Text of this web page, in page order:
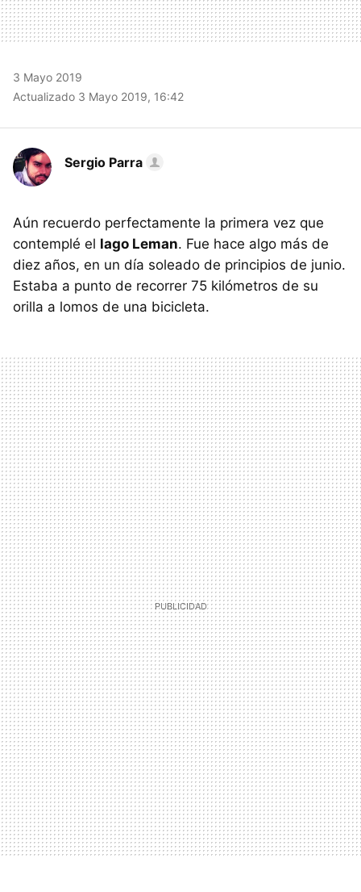
3 Mayo 2019
Actualizado 3 Mayo 2019, 16:42
Sergio Parra
Aún recuerdo perfectamente la primera vez que
contemplé el lago Leman. Fue hace algo más de
diez años, en un día soleado de principios de junio.
Estaba a punto de recorrer 75 kilómetros de su
orilla a lomos de una bicicleta.